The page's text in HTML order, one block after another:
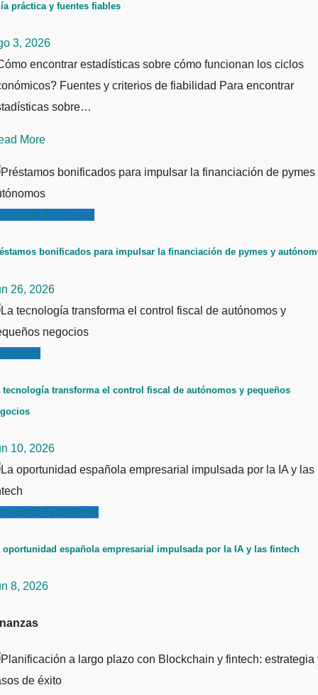
práctica y fuentes fiables
3, 2026
encontrar estadísticas sobre cómo funcionan los ciclos
Fuentes y criterios de fiabilidad Para encontrar
sobre…
More
Empresas
bonificados para impulsar la financiación de pymes y
26, 2026
tecnología transforma el control fiscal de autónomos y pequeños
10, 2026
Tecnología
oportunidad española empresarial impulsada por la IA y las fintech
8, 2026